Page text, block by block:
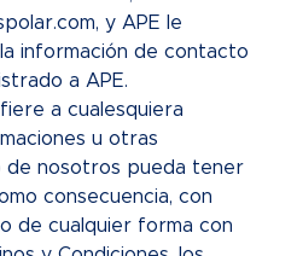
y APE le
información de contacto
a APE.
a cualesquiera
u otras
de nosotros pueda tener
consecuencia, con
de cualquier forma con